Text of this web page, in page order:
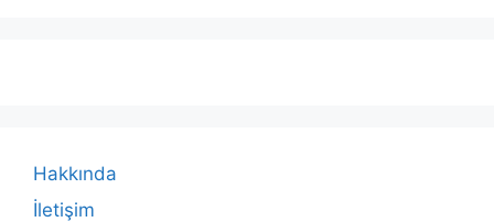
Hakkında
İletişim